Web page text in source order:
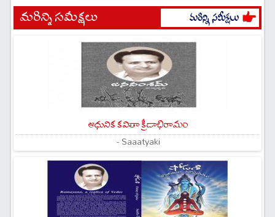
మరిన్ని సమీక్షలు
ఆధునిక కవితా క్రీడాభిరామం
- Saaatyaki